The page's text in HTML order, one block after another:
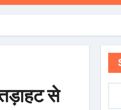
: मुख्यमंत्री
से